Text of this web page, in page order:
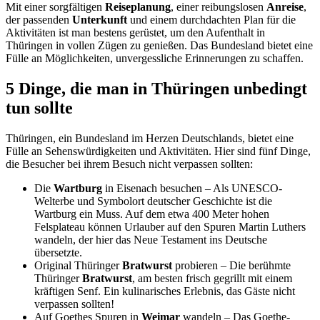
Mit einer sorgfältigen Reiseplanung, einer reibungslosen Anreise,
der passenden Unterkunft und einem durchdachten Plan für die
Aktivitäten ist man bestens gerüstet, um den Aufenthalt in
Thüringen in vollen Zügen zu genießen. Das Bundesland bietet eine
Fülle an Möglichkeiten, unvergessliche Erinnerungen zu schaffen.
5 Dinge, die man in Thüringen unbedingt
tun sollte
Thüringen, ein Bundesland im Herzen Deutschlands, bietet eine
Fülle an Sehenswürdigkeiten und Aktivitäten. Hier sind fünf Dinge,
die Besucher bei ihrem Besuch nicht verpassen sollten:
Die Wartburg in Eisenach besuchen – Als UNESCO-
Welterbe und Symbolort deutscher Geschichte ist die
Wartburg ein Muss. Auf dem etwa 400 Meter hohen
Felsplateau können Urlauber auf den Spuren Martin Luthers
wandeln, der hier das Neue Testament ins Deutsche
übersetzte.
Original ThüringerBratwurst probieren – Die berühmte
ThüringerBratwurst, am besten frisch gegrillt mit einem
kräftigen Senf. Ein kulinarisches Erlebnis, das Gäste nicht
verpassen sollten!
Auf Goethes Spuren in Weimar wandeln – Das Goethe-